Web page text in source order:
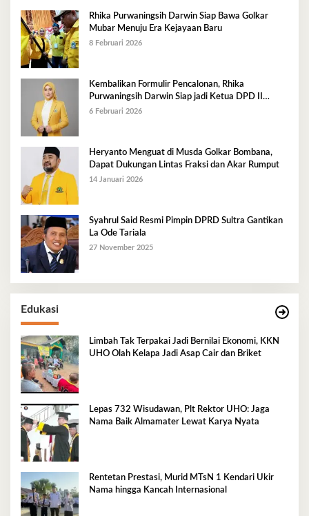
Rhika Purwaningsih Darwin Siap Bawa Golkar
Mubar Menuju Era Kejayaan Baru
8 Februari 2026
Kembalikan Formulir Pencalonan, Rhika
Purwaningsih Darwin Siap jadi Ketua DPD II
Golkar Mubar
6 Februari 2026
Heryanto Menguat di Musda Golkar Bombana,
Dapat Dukungan Lintas Fraksi dan Akar Rumput
14 Januari 2026
Syahrul Said Resmi Pimpin DPRD Sultra Gantikan
La Ode Tariala
27 November 2025
Edukasi
Limbah Tak Terpakai Jadi Bernilai Ekonomi, KKN
UHO Olah Kelapa Jadi Asap Cair dan Briket
Lepas 732 Wisudawan, Plt Rektor UHO: Jaga
Nama Baik Almamater Lewat Karya Nyata
Rentetan Prestasi, Murid MTsN 1 Kendari Ukir
Nama hingga Kancah Internasional